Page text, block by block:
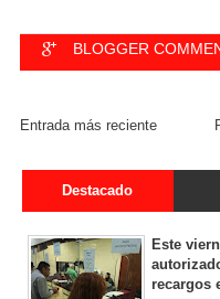
BLOGGER
Entrada más reciente
Destacado
Este
recargos